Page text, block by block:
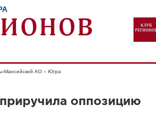
Мансийский АО – Югра
оппозицию